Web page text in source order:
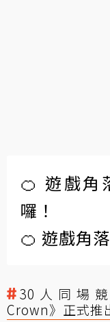
🍊 遊戲角
囉！
🍊 遊戲角
30人同場
Crown》正式推